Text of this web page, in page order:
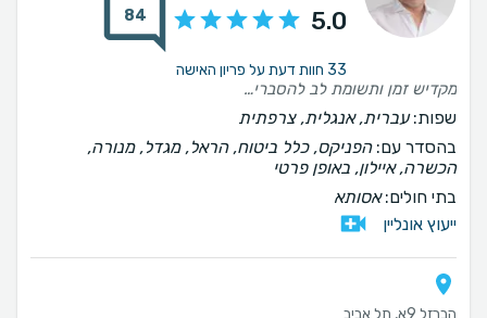
5.0
84
33 חוות דעת על פריון האישה
מקדיש זמן ותשומת לב להסברים ושאלות שזה די נדיר בימינו
שפות:עברית, אנגלית, צרפתית
בהסדר עם:הפניקס, כלל ביטוח, הראל, מגדל, מנורה,
הכשרה, איילון, באופן פרטי
בתי חולים:אסותא
ייעוץ אונליין